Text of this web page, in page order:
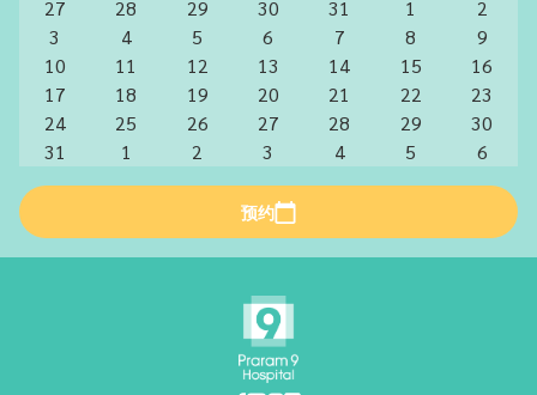
27
28 29 30 31 1
2
3
4 5 6 7 8
9
10
11 12 13 14 15
16
17
18 19 20 21 22
23
24
25 26 27 28 29
30
31
1 2 3 4 5 6
预约